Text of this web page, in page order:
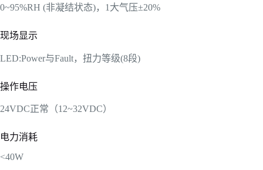
0~95%RH (非凝结状态)，1大气压±20%
现场显示
LED:Power与Fault，扭力等级(8段)
操作电压
24VDC正常（12~32VDC）
电力消耗
<40W